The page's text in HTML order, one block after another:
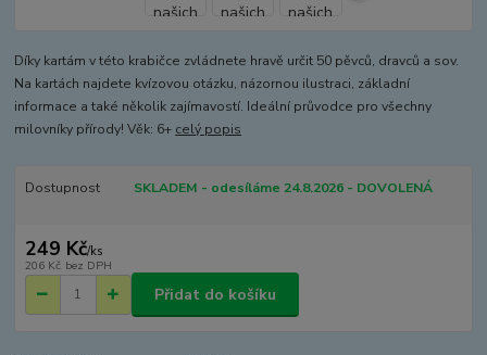
Díky kartám v této krabičce zvládnete hravě určit 50 pěvců, dravců a sov.
Na kartách najdete kvízovou otázku, názornou ilustraci, základní
informace a také několik zajímavostí. Ideální průvodce pro všechny
milovníky přírody! Věk: 6+ celý popis
Dostupnost SKLADEM - odesíláme 24.8.2026 - DOVOLENÁ
249 Kč/ks
206 Kč bez DPH
Přidat do košíku